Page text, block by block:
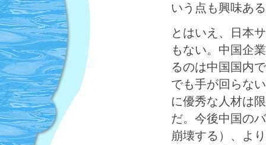
いう点も興味あ
とはいえ、日本
もない。中国企
るのは中国国内
でも手が回らな
に優秀な人材は
だ。今後中国の
崩壊する）、よ